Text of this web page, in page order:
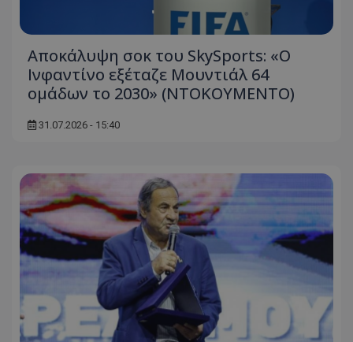
Αποκάλυψη σοκ του SkySports: «O
Ινφαντίνο εξέταζε Μουντιάλ 64
ομάδων το 2030» (ΝΤΟΚΟΥΜΕΝΤΟ)
31.07.2026 - 15:40